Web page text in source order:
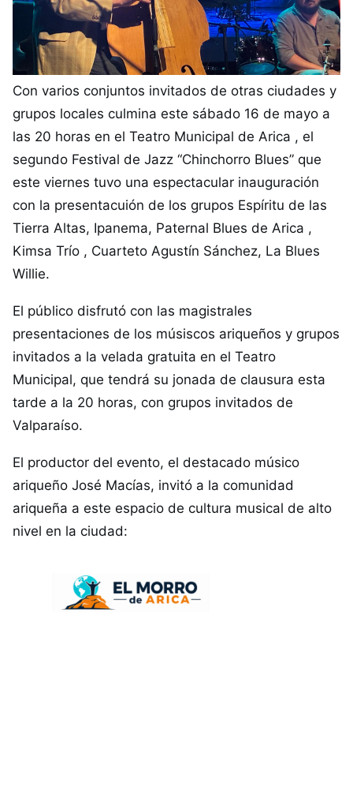
Con varios conjuntos invitados de otras ciudades y
grupos locales culmina este sábado 16 de mayo a
las 20 horas en el Teatro Municipal de Arica , el
segundo Festival de Jazz “Chinchorro Blues” que
este viernes tuvo una espectacular inauguración
con la presentacuión de los grupos Espíritu de las
Tierra Altas, Ipanema, Paternal Blues de Arica ,
Kimsa Trío , Cuarteto Agustín Sánchez, La Blues
Willie.
El público disfrutó con las magistrales
presentaciones de los músiscos ariqueños y grupos
invitados a la velada gratuita en el Teatro
Municipal, que tendrá su jonada de clausura esta
tarde a la 20 horas, con grupos invitados de
Valparaíso.
El productor del evento, el destacado músico
ariqueño José Macías, invitó a la comunidad
ariqueña a este espacio de cultura musical de alto
nivel en la ciudad: